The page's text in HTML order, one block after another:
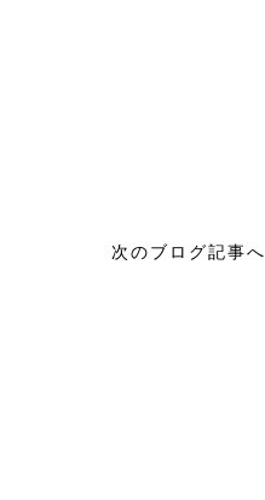
次のブログ記事へ